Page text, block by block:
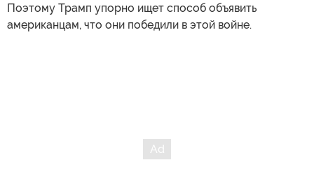
Поэтому Трамп упорно ищет способ объявить
американцам, что они победили в этой войне.